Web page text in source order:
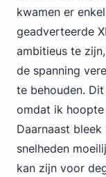
kwamen er
geadverteerde
ambitieus te
de spanning
te behouden.
omdat ik
Daarnaast
snelheden
kan zijn voor